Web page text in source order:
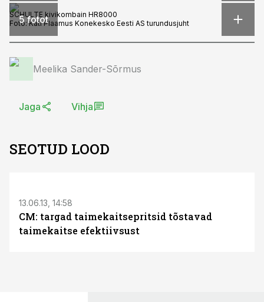
5 fotot
SCHULTE kivikombain HR8000
Foto:Kati Plaamus Konekesko Eesti AS turundusjuht
Meelika Sander-Sõrmus
Jaga Vihja
SEOTUD LOOD
13.06.13, 14:58
CM: targad taimekaitsepritsid tõstavad
taimekaitse efektiivsust